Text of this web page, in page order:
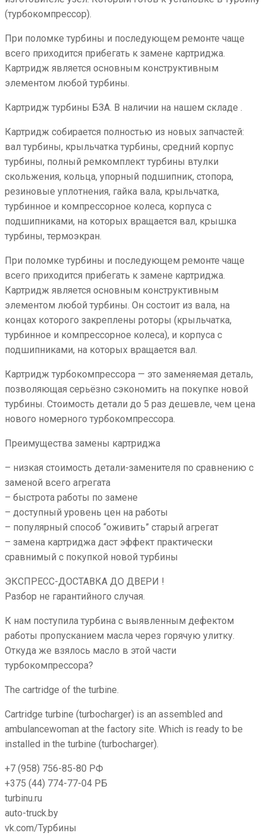
(турбокомпрессор).
При поломке турбины и последующем ремонте чаще
всего приходится прибегать к замене картриджа.
Картридж является основным конструктивным
элементом любой турбины.
Картридж турбины БЗА. В наличии на нашем складе .
Картридж собирается полностью из новых запчастей:
вал турбины, крыльчатка турбины, средний корпус
турбины, полный ремкомплект турбины втулки
скольжения, кольца, упорный подшипник, стопора,
резиновые уплотнения, гайка вала, крыльчатка,
турбинное и компрессорное колеса, корпуса с
подшипниками, на которых вращается вал, крышка
турбины, термоэкран.
При поломке турбины и последующем ремонте чаще
всего приходится прибегать к замене картриджа.
Картридж является основным конструктивным
элементом любой турбины. Он состоит из вала, на
концах которого закреплены роторы (крыльчатка,
турбинное и компрессорное колеса), и корпуса с
подшипниками, на которых вращается вал.
Картридж турбокомпрессора — это заменяемая деталь,
позволяющая серьёзно сэкономить на покупке новой
турбины. Стоимость детали до 5 раз дешевле, чем цена
нового номерного турбокомпрессора.
Преимущества замены картриджа
– низкая стоимость детали-заменителя по сравнению с
заменой всего агрегата
– быстрота работы по замене
– доступный уровень цен на работы
– популярный способ “оживить” старый агрегат
– замена картриджа даст эффект практически
сравнимый с покупкой новой турбины
ЭКСПРЕСС-ДОСТАВКА ДО ДВЕРИ !
Разбор не гарантийного случая.
К нам поступила турбина с выявленным дефектом
работы пропусканием масла через горячую улитку.
Откуда же взялось масло в этой части
турбокомпрессора?
The cartridge of the turbine.
Cartridge turbine (turbocharger) is an assembled and
ambulancewoman at the factory site. Which is ready to be
installed in the turbine (turbocharger).
+7 (958) 756-85-80 РФ
+375 (44) 774-77-04 РБ
turbinu.ru
auto-truck.by
vk.com/Турбины